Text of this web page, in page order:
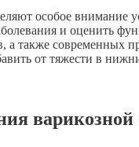
особое внимание
и оценить
а также современных
от тяжести в
варикозной